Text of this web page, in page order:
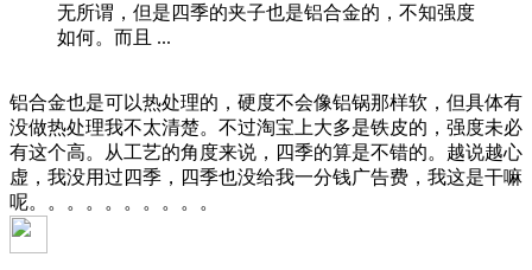
无所谓，但是四季的夹子也是铝合金的，不知强度
如何。而且 ...
铝合金也是可以热处理的，硬度不会像铝锅那样软，但具体有
没做热处理我不太清楚。不过淘宝上大多是铁皮的，强度未必
有这个高。从工艺的角度来说，四季的算是不错的。越说越心
虚，我没用过四季，四季也没给我一分钱广告费，我这是干嘛
呢。。。。。。。。。。